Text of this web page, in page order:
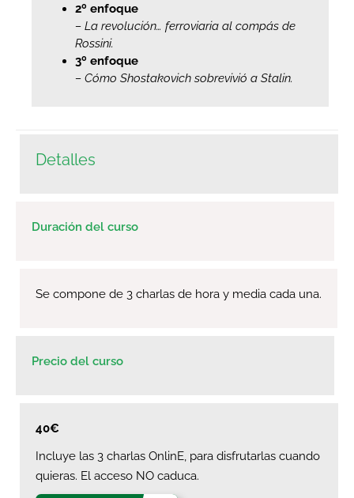
2º enfoque
– La revolución… ferroviaria al compás de
Rossini.
3º enfoque
– Cómo Shostakovich sobrevivió a Stalin.
Detalles
Duración del curso
Se compone de 3 charlas de hora y media cada una.
Precio del curso
40€
Incluye las 3 charlas OnlinE, para disfrutarlas cuando
quieras. El acceso NO caduca.